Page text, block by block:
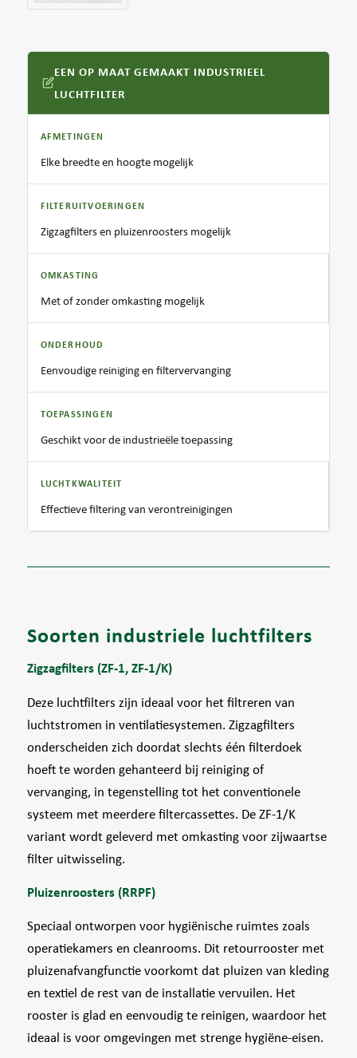
EEN OP MAAT GEMAAKT INDUSTRIEEL
LUCHTFILTER
AFMETINGEN
Elke breedte en hoogte mogelijk
FILTERUITVOERINGEN
Zigzagfilters en pluizenroosters mogelijk
OMKASTING
Met of zonder omkasting mogelijk
ONDERHOUD
Eenvoudige reiniging en filtervervanging
TOEPASSINGEN
Geschikt voor de industrieële toepassing
LUCHTKWALITEIT
Effectieve filtering van verontreinigingen
Soorten industriele luchtfilters
Zigzagfilters (ZF-1, ZF-1/K)
Deze luchtfilters zijn ideaal voor het filtreren van
luchtstromen in ventilatiesystemen. Zigzagfilters
onderscheiden zich doordat slechts één filterdoek
hoeft te worden gehanteerd bij reiniging of
vervanging, in tegenstelling tot het conventionele
systeem met meerdere filtercassettes. De ZF-1/K
variant wordt geleverd met omkasting voor zijwaartse
filter uitwisseling.
Pluizenroosters (RRPF)
Speciaal ontworpen voor hygiënische ruimtes zoals
operatiekamers en cleanrooms. Dit retourrooster met
pluizenafvangfunctie voorkomt dat pluizen van kleding
en textiel de rest van de installatie vervuilen. Het
rooster is glad en eenvoudig te reinigen, waardoor het
ideaal is voor omgevingen met strenge hygiëne-eisen​.